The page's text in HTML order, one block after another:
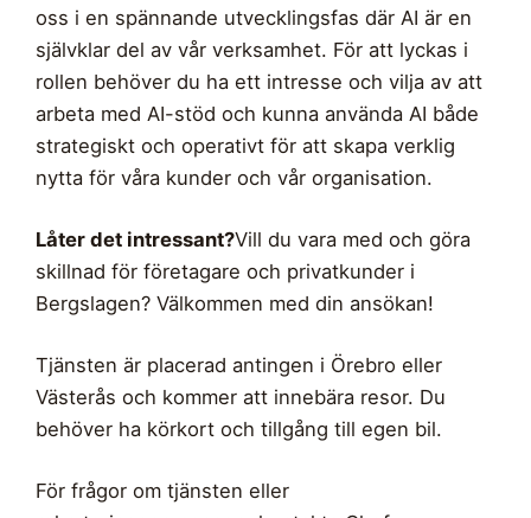
oss i en spännande utvecklingsfas där AI är en
självklar del av vår verksamhet. För att lyckas i
rollen behöver du ha ett intresse och vilja av att
arbeta med AI-stöd och kunna använda AI både
strategiskt och operativt för att skapa verklig
nytta för våra kunder och vår organisation.
Låter det intressant?Vill du vara med och göra
skillnad för företagare och privatkunder i
Bergslagen? Välkommen med din ansökan!
Tjänsten är placerad antingen i Örebro eller
Västerås och kommer att innebära resor. Du
behöver ha körkort och tillgång till egen bil.
För frågor om tjänsten eller